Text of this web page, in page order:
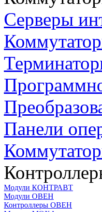
Серверы
Панели
Модули КОНТРАВТ
Модули ОВЕН
Контроллеры ОВЕН